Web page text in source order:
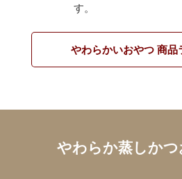
す。
やわらかいおやつ 商品
やわらか蒸しか